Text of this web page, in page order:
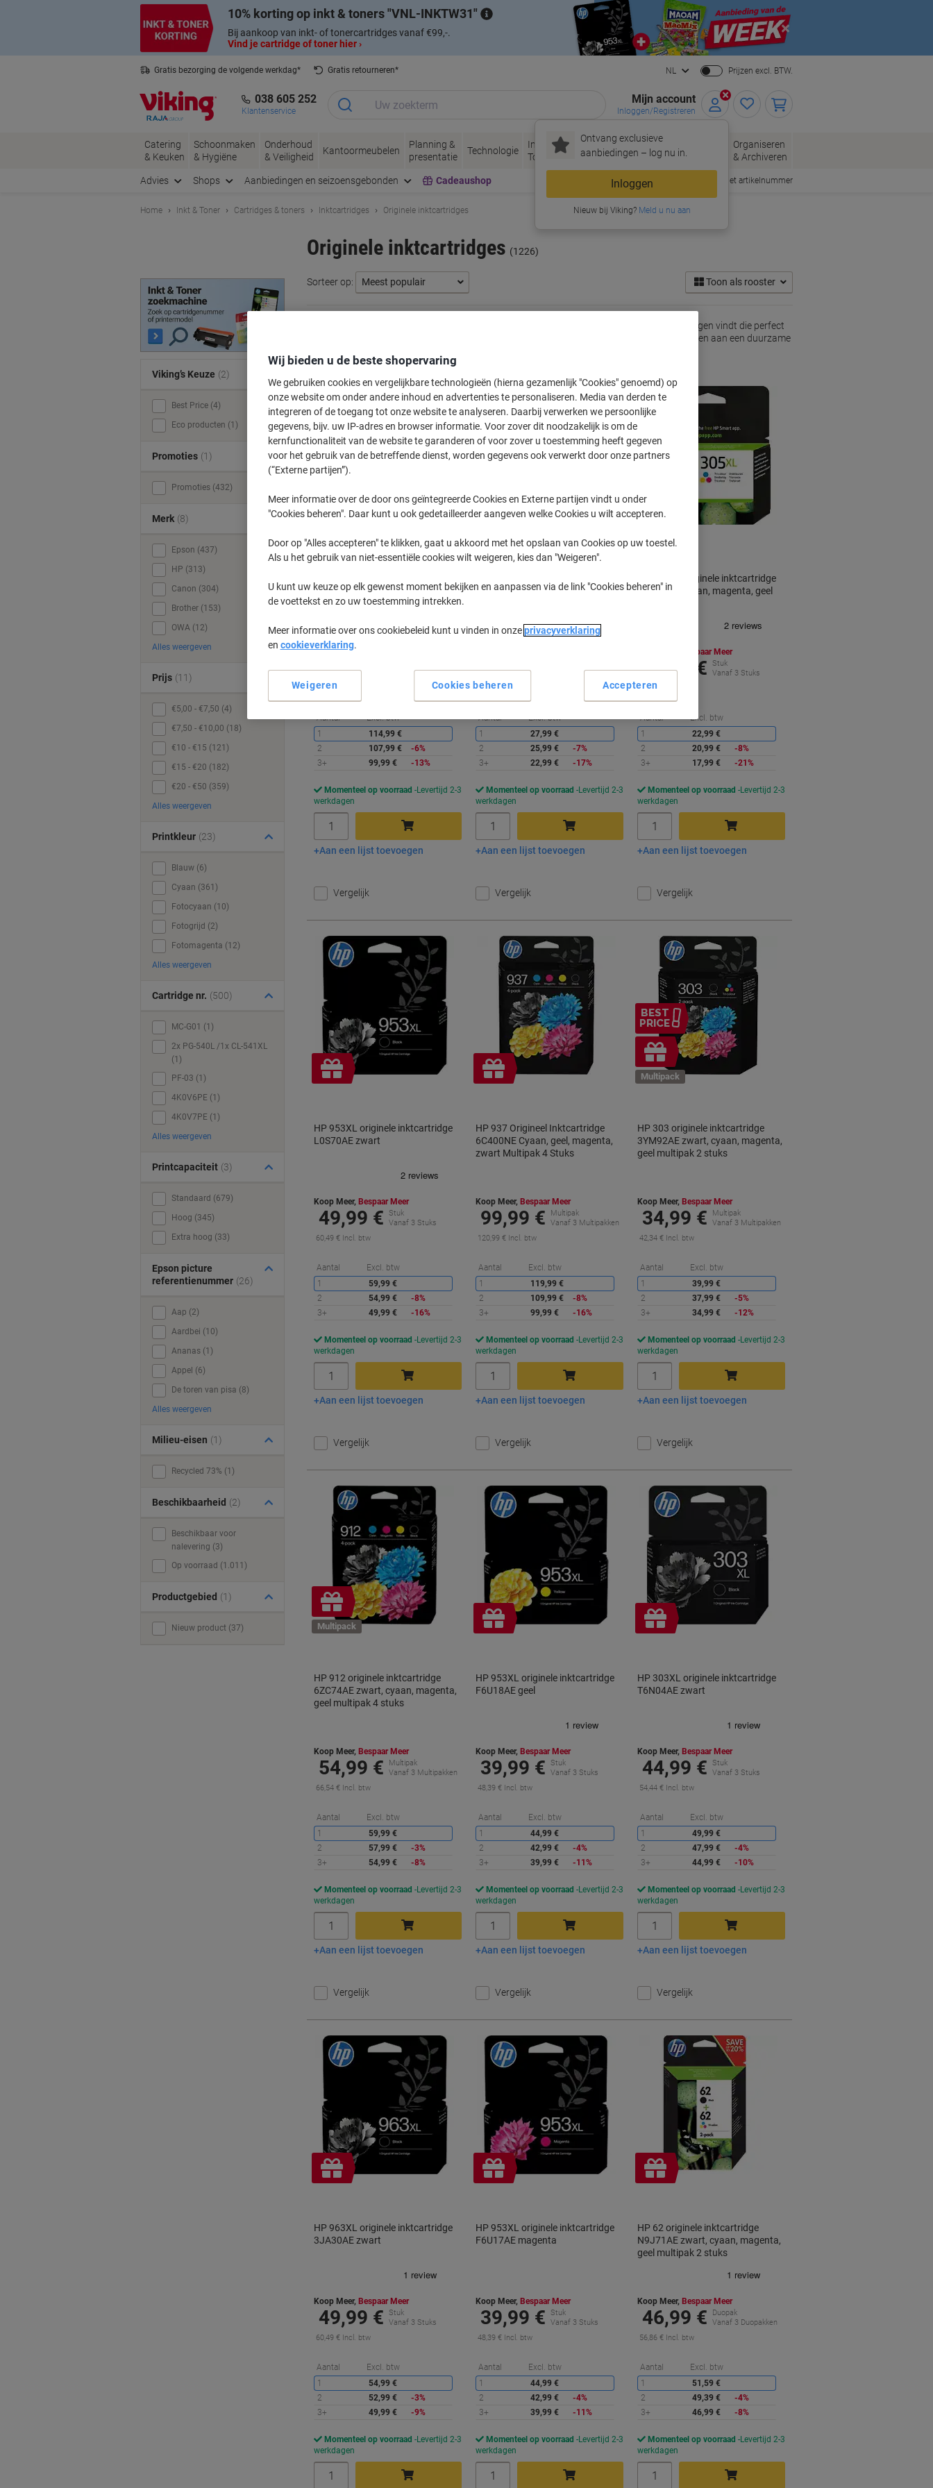
10% korting op inkt & toners VNL-INKTW31
Bij aankoop van inkt- of tonercartridges vanaf €99,-.
Vind je cartridge of toner hier ›
Close
Gratis bezorging de volgende werkdag*
Gratis retourneren*
NL Prijzen excl. BTW.
038 605 252
Klantenservice
Mijn account
Inloggen/Registreren
Ontvang exclusieve
aanbiedingen – log nu in.
Inloggen
Nieuw bij Viking?Meld u nu aan
Catering
& Keuken
Schoonmaken
& Hygiëne
Onderhoud
& Veiligheid
Kantoormeubelen
Planning &
presentatie
Technologie
Inkt &
Toner
Papier, Enveloppen
& Verpakken
Kantoorartikelen
Organiseren
& Archiveren
Advies Shops Aanbiedingen en seizoensgebonden Cadeaushop Snel bestellen met artikelnummer
Home Inkt & Toner Cartridges & toners Inktcartridges Originele inktcartridges
Originele inktcartridges (1226)
Sorteer op: Toon als rooster
Welkom bij onze categorie voor Originele inktcartridges, waar u hoogwaardige printoplossingen vindt die perfect
passen bij uw printer. Ontdek een breed scala aan opties, inclusief Eco producten, die bijdragen aan een duurzame
BEST
PRICE
Gratis
cadeau
6ZC69AE Zwart, cyaan, magenta,
geel Multipack 4 Stuks
Koop Meer,
99,99 €
Vanaf 3 Multipakken
120,99 € Incl. btw
Aantal Excl. btw
Korting
1
114,99 €
2
107,99 €
-6%
3+
99,99 € -13%
Momenteel op voorraad
Levertijd 2-3
werkdagen
In winkelwagen
Aan een lijst toevoegen
Vergelijk
Gratis
3YM62AE zwart
22,99 €
Vanaf 3 Stuks
27,82 € Incl. btw
Aantal Excl. btw
Korting
1
27,99 €
2
25,99 €
-7%
3+
22,99 € -17%
Momenteel op voorraad
Levertijd 2-3
werkdagen
In winkelwagen
Aan een lijst toevoegen
Vergelijk
Gratis
HP 305XL originele inktcartridge
3YM63AE cyaan, magenta, geel
Bespaar Meer
17,99 €
Stuk
Vanaf 3 Stuks
21,77 € Incl. btw
Aantal Excl. btw
1
22,99 €
2
20,99 €
-8%
3+
17,99 € -21%
Momenteel op voorraad
Levertijd 2-3
werkdagen
In winkelwagen
Aan een lijst toevoegen
Vergelijk
Gratis
cadeau
HP 953XL originele inktcartridge
L0S70AE zwart
Koop Meer, Bespaar Meer
49,99 €
Stuk
Vanaf 3 Stuks
60,49 € Incl. btw
Aantal Excl. btw
Korting
1
59,99 €
2
54,99 €
-8%
3+
49,99 € -16%
Momenteel op voorraad
Levertijd 2-3
werkdagen
In winkelwagen
Aan een lijst toevoegen
Vergelijk
Gratis
cadeau
HP 937 Origineel Inktcartridge
6C400NE Cyaan, geel, magenta,
zwart Multipak 4 Stuks
Koop Meer, Bespaar Meer
99,99 €
Multipak
Vanaf 3 Multipakken
120,99 € Incl. btw
Aantal Excl. btw
Korting
1
119,99 €
2
109,99 €
-8%
3+
99,99 € -16%
Momenteel op voorraad
Levertijd 2-3
werkdagen
In winkelwagen
Aan een lijst toevoegen
Vergelijk
BEST
PRICE
Gratis
cadeau
Multipack
HP 303 originele inktcartridge
3YM92AE zwart, cyaan, magenta,
geel multipak 2 stuks
Koop Meer, Bespaar Meer
34,99 €
Multipak
Vanaf 3 Multipakken
42,34 € Incl. btw
Aantal Excl. btw
1
39,99 €
2
37,99 €
-5%
3+
34,99 € -12%
Momenteel op voorraad
Levertijd 2-3
werkdagen
In winkelwagen
Aan een lijst toevoegen
Vergelijk
Gratis
cadeau
Multipack
HP 912 originele inktcartridge
6ZC74AE zwart, cyaan, magenta,
geel multipak 4 stuks
Koop Meer, Bespaar Meer
54,99 €
Multipak
Vanaf 3 Multipakken
66,54 € Incl. btw
Aantal Excl. btw
Korting
1
59,99 €
2
57,99 €
-3%
3+
54,99 € -8%
Momenteel op voorraad
Levertijd 2-3
werkdagen
In winkelwagen
Aan een lijst toevoegen
Vergelijk
Gratis
cadeau
HP 953XL originele inktcartridge
F6U18AE geel
Koop Meer, Bespaar Meer
39,99 €
Stuk
Vanaf 3 Stuks
48,39 € Incl. btw
Aantal Excl. btw
Korting
1
44,99 €
2
42,99 €
-4%
3+
39,99 € -11%
Momenteel op voorraad
Levertijd 2-3
werkdagen
In winkelwagen
Aan een lijst toevoegen
Vergelijk
Gratis
cadeau
HP 303XL originele inktcartridge
T6N04AE zwart
Koop Meer, Bespaar Meer
44,99 €
Stuk
Vanaf 3 Stuks
54,44 € Incl. btw
Aantal Excl. btw
1
49,99 €
2
47,99 €
-4%
3+
44,99 € -10%
Momenteel op voorraad
Levertijd 2-3
werkdagen
In winkelwagen
Aan een lijst toevoegen
Vergelijk
Gratis
cadeau
HP 963XL originele inktcartridge
3JA30AE zwart
Koop Meer, Bespaar Meer
49,99 €
Stuk
Vanaf 3 Stuks
60,49 € Incl. btw
Aantal Excl. btw
Korting
1
54,99 €
2
52,99 €
-3%
3+
49,99 € -9%
Momenteel op voorraad
Levertijd 2-3
werkdagen
Gratis
cadeau
HP 953XL originele inktcartridge
F6U17AE magenta
Koop Meer, Bespaar Meer
39,99 €
Stuk
Vanaf 3 Stuks
48,39 € Incl. btw
Aantal Excl. btw
Korting
1
44,99 €
2
42,99 €
-4%
3+
39,99 € -11%
Momenteel op voorraad
Levertijd 2-3
werkdagen
Gratis
cadeau
HP 62 originele inktcartridge
N9J71AE zwart, cyaan, magenta,
geel multipak 2 stuks
Koop Meer, Bespaar Meer
46,99 €
Duopak
Vanaf 3 Duopakken
56,86 € Incl. btw
Aantal Excl. btw
1
51,59 €
2
49,39 €
-4%
3+
46,99 € -8%
Momenteel op voorraad
Levertijd 2-3
werkdagen
Viking’s Keuze (2)
Best Price (4)
Eco producten (1)
Promoties (1)
Promoties (432)
Merk (8)
Epson (437)
HP (313)
Canon (304)
Brother (153)
OWA (12)
Alles weergeven
Prijs (11)
€5,00 - €7,50 (4)
€7,50 - €10,00 (18)
€10 - €15 (121)
€15 - €20 (182)
€20 - €50 (359)
Alles weergeven
Printkleur (23)
Blauw (6)
Cyaan (361)
Fotocyaan (10)
Fotogrijd (2)
Fotomagenta (12)
Alles weergeven
Cartridge nr. (500)
MC-G01 (1)
2x PG-540L /1x CL-541XL
(1)
PF-03 (1)
4K0V6PE (1)
4K0V7PE (1)
Alles weergeven
Printcapaciteit (3)
Standaard (679)
Hoog (345)
Extra hoog (33)
Epson picture
referentienummer (26)
Aap (2)
Aardbei (10)
Ananas (1)
Appel (6)
De toren van pisa (8)
Alles weergeven
Milieu-eisen (1)
Recycled 73% (1)
Beschikbaarheid (2)
Beschikbaar voor
nalevering (3)
Op voorraad (1.011)
Productgebied (1)
Nieuw product (37)
Wij bieden u de beste shopervaring
We gebruiken cookies en vergelijkbare technologieën (hierna gezamenlijk "Cookies" genoemd) op
onze website om onder andere inhoud en advertenties te personaliseren. Media van derden te
integreren of de toegang tot onze website te analyseren. Daarbij verwerken we persoonlijke
gegevens, bijv. uw IP-adres en browser informatie. Voor zover dit noodzakelijk is om de
kernfunctionaliteit van de website te garanderen of voor zover u toestemming heeft gegeven
voor het gebruik van de betreffende dienst, worden gegevens ook verwerkt door onze partners
(“Externe partijen”).
Meer informatie over de door ons geïntegreerde Cookies en Externe partijen vindt u onder
"Cookies beheren". Daar kunt u ook gedetailleerder aangeven welke Cookies u wilt accepteren.
Door op "Alles accepteren" te klikken, gaat u akkoord met het opslaan van Cookies op uw toestel.
Als u het gebruik van niet-essentiële cookies wilt weigeren, kies dan "Weigeren".
U kunt uw keuze op elk gewenst moment bekijken en aanpassen via de link "Cookies beheren" in
de voettekst en zo uw toestemming intrekken.
Meer informatie over ons cookiebeleid kunt u vinden in onzeprivacyverklaring
en cookieverklaring.
Cookies beheren
Weigeren Accepteren